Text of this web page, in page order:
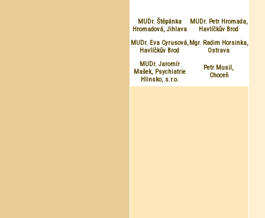
MUDr. Štěpánka
Hromadová, Jihlava
MUDr. Petr Hromada,
Havlíčkův Brod
MUDr. Eva Cyrusová,
Havlíčkův Brod
Mgr. Radim Horsinka,
Ostrava
MUDr. Jaromír
Mašek, Psychiatrie
Hlinsko, s.r.o.
Petr Musil,
Choceň